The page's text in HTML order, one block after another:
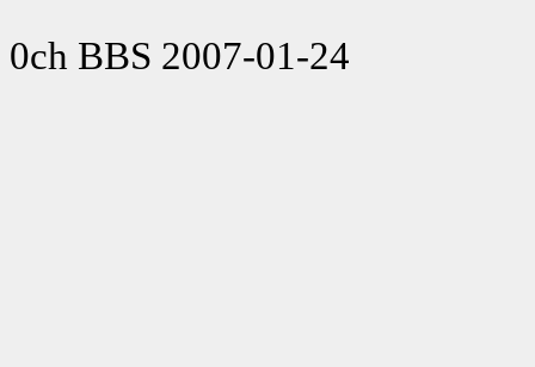
0ch BBS 2007-01-24